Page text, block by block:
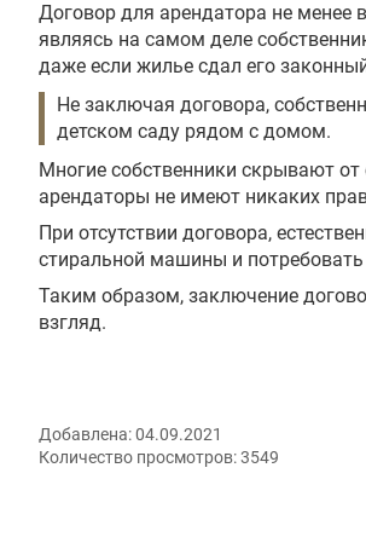
Договор для арендатора не менее
являясь на самом деле
даже если жилье сдал его
Не заключая договора,
детском саду рядом с домом.
Многие собственники скрывают
арендаторы не имеют никаких
При отсутствии договора,
стиральной машины и
Таким образом, заключение
взгляд.
Добавлена:04.09.2021
Количество просмотров:3549